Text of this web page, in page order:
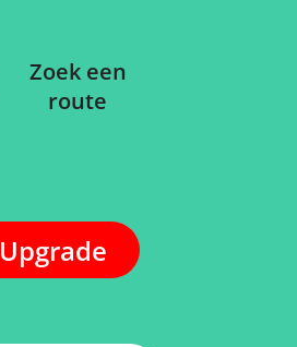
Zoek een
route
Upgrade